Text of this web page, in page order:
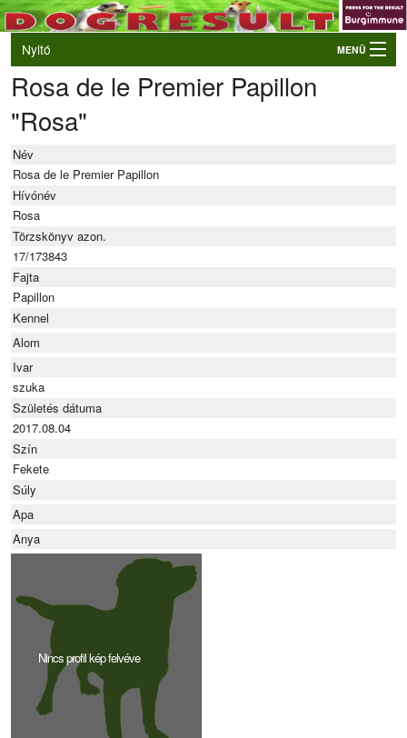
Nyitó MENÜ
Belépés
VB és EO válogatók
Élő eredmények
Kutyák
Tulajdonosok/Felvezetők
Rosa de le Premier Papillon
"Rosa"
Név
Rosa de le Premier Papillon
Hívónév
Rosa
Törzskönyv azon.
17/173843
Fajta
Papillon
Kennel
Alom
Ivar
szuka
Születés dátuma
2017.08.04
Szín
Fekete
Súly
Apa
Anya
Nincs profil kép felvéve